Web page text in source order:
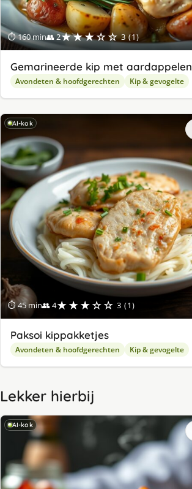
⏱ 160 min👥 2★★★☆☆ 3 (1)
Gemarineerde kip met aardappelen
Avondeten & hoofdgerechten Kip & gevogelte
AI-kok
⏱ 45 min👥 4★★★☆☆ 3 (1)
Paksoi kippakketjes
Avondeten & hoofdgerechten Kip & gevogelte
Lekker hierbij
AI-kok